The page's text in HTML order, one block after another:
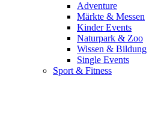
Adventure
Märkte & Messen
Kinder Events
Naturpark & Zoo
Wissen & Bildung
Single Events
Sport & Fitness